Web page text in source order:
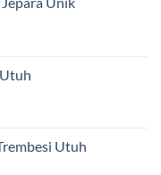
Utuh